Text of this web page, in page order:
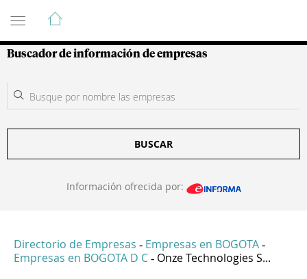
Guía de Empresas Colombianas
Buscador de información de empresas
BUSCAR
Información ofrecida por:
Directorio de Empresas - Empresas en BOGOTA -
Empresas en BOGOTA D C - Onze Technologies S...